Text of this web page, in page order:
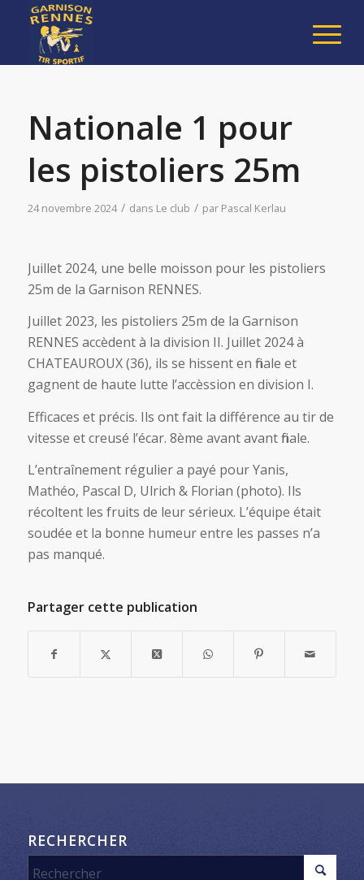
Nationale 1 pour
les pistoliers 25m
24 novembre 2024 / dans Le club / par Pascal Kerlau
Juillet 2024, une belle moisson pour les pistoliers
25m de la Garnison RENNES.
Juillet 2023, les pistoliers 25m de la Garnison
RENNES accèdent à la division II. Juillet 2024 à
CHATEAUROUX (36), ils se hissent en finale et
gagnent de haute lutte l’accèssion en division I.
Efficaces et précis. Ils ont fait la différence au tir de
vitesse et creusé l’écar. 8ème avant avant finale.
L’entraînement régulier a payé pour Yanis,
Mathéo, Pascal D, Ulrich & Florian (photo). Ils
récoltent les fruits de leur sérieux. L’équipe était
soudée et la bonne humeur entre les passes n’a
pas manqué.
Partager cette publication
RECHERCHER